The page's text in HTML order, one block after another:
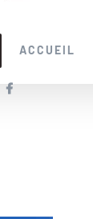
ACCUEIL